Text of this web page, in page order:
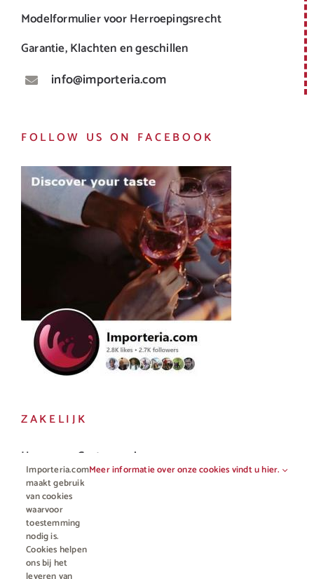
Modelformulier voor Herroepingsrecht
Garantie, Klachten en geschillen
info@importeria.com
FOLLOW US ON FACEBOOK
ZAKELIJK
Horeca en Gastronomie
Vakhandel
Importeria.com
maakt gebruik
van cookies
waarvoor
toestemming
nodig is.
Cookies helpen
ons bij het
Meer informatie over onze cookies vindt u hier.